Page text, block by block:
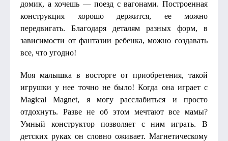
домик, а хочешь — поезд с вагонами. Построенная
конструкция хорошо держится, ее можно
передвигать. Благодаря деталям разных форм, в
зависимости от фантазии ребенка, можно создавать
все, что угодно!
Моя малышка в восторге от приобретения, такой
игрушки у нее точно не было! Когда она играет с
Magical Magnet, я могу расслабиться и просто
отдохнуть. Разве не об этом мечтают все мамы?
Умный конструктор позволяет с ним играть. В
детских руках он словно оживает. Магнетическому